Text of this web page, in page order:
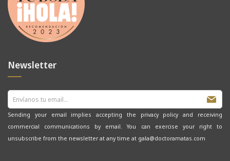
Newsletter
Sending your email implies accepting the privacy policy and receiving
commercial communications by email. You can exercise your right to
unsubscribe from the newsletter at any time at gala@doctoramatas.com